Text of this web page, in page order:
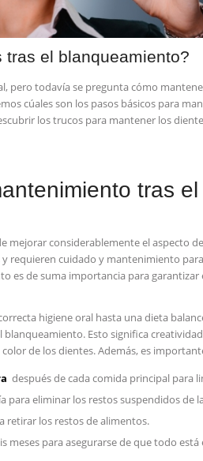
el blanqueamiento?
pero todavía se ‍pregunta⁤ cómo
cúales son los pasos básicos para‌
los trucos para mantener los
tras el
mejorar considerablemente el aspecto
requieren cuidado y mantenimiento
es ⁢de suma importancia para garantizar
higiene oral hasta una ‌dieta
Esto significa
de los dientes. Además,⁢ es
después​ de cada‌ comida principal para
para eliminar los restos suspendidos de
retirar los restos de alimentos.
meses para asegurarse‍ de que ⁣todo está